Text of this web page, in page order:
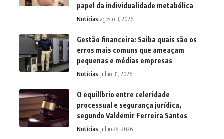
papel da individualidade metabólica
Notícias agosto 3, 2026
Gestão financeira: Saiba quais são os
erros mais comuns que ameaçam
pequenas e médias empresas
Notícias julho 31, 2026
O equilíbrio entre celeridade
processual e segurança jurídica,
segundo Valdemir Ferreira Santos
Notícias julho 28, 2026